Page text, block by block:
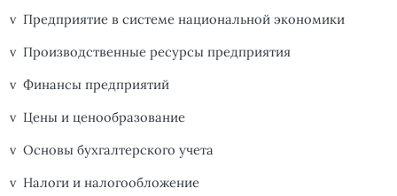
v Предприятие в системе национальной экономики
v Производственные ресурсы предприятия
v Финансы предприятий
v Цены и ценообразование
v Основы бухгалтерского учета
v Налоги и налогообложение